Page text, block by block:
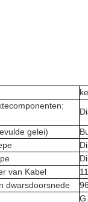
gelei)
van Kabel
dwarsdoorsnede